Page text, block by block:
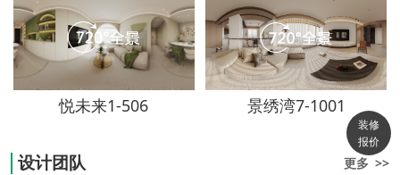
悦未来1-506 景绣湾7-1001
设计团队 更多 >>
装修
报价